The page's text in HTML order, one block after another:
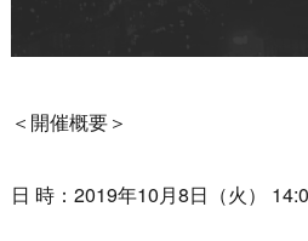
＜開催概要＞
日 時：2019年10月8日（火）